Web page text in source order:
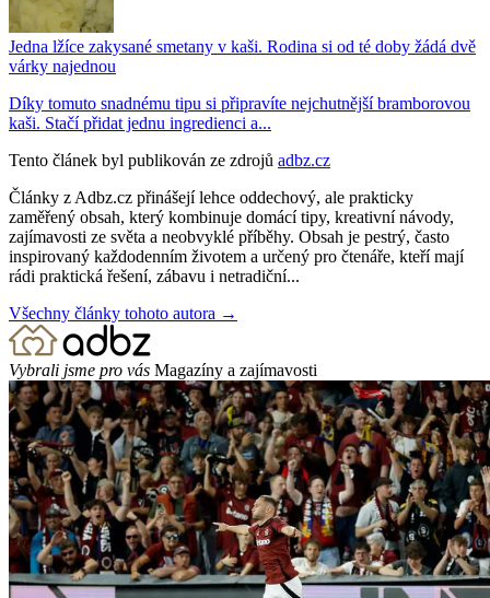
Jedna lžíce zakysané smetany v kaši. Rodina si od té doby žádá dvě
várky najednou
Díky tomuto snadnému tipu si připravíte nejchutnější bramborovou
kaši. Stačí přidat jednu ingredienci a...
Tento článek byl publikován ze zdrojů adbz.cz
Články z Adbz.cz přinášejí lehce oddechový, ale prakticky
zaměřený obsah, který kombinuje domácí tipy, kreativní návody,
zajímavosti ze světa a neobvyklé příběhy. Obsah je pestrý, často
inspirovaný každodenním životem a určený pro čtenáře, kteří mají
rádi praktická řešení, zábavu i netradiční...
Všechny články tohoto autora →
Vybrali jsme pro vás Magazíny a zajímavosti